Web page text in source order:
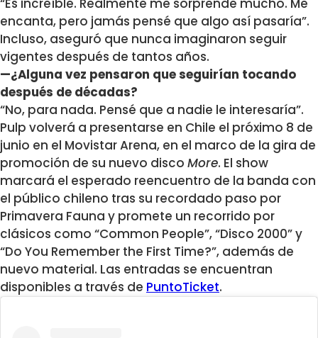
“Es increíble. Realmente me sorprende mucho. Me
encanta, pero jamás pensé que algo así pasaría”.
Incluso, aseguró que nunca imaginaron seguir
vigentes después de tantos años.
—¿Alguna vez pensaron que seguirían tocando
después de décadas?
“No, para nada. Pensé que a nadie le interesaría”.
Pulp volverá a presentarse en Chile el próximo 8 de
junio en el Movistar Arena, en el marco de la gira de
promoción de su nuevo disco More. El show
marcará el esperado reencuentro de la banda con
el público chileno tras su recordado paso por
Primavera Fauna y promete un recorrido por
clásicos como “Common People”, “Disco 2000” y
“Do You Remember the First Time?”, además de
nuevo material. Las entradas se encuentran
disponibles a través de PuntoTicket.